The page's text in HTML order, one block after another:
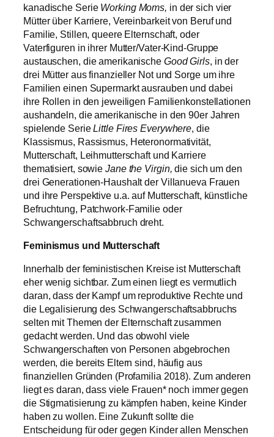
kanadische Serie Working Moms, in der sich vier
Mütter über Karriere, Vereinbarkeit von Beruf und
Familie, Stillen, queere Elternschaft, oder
Vaterfiguren in ihrer Mutter/Vater-Kind-Gruppe
austauschen, die amerikanische Good Girls, in der
drei Mütter aus finanzieller Not und Sorge um ihre
Familien einen Supermarkt ausrauben und dabei
ihre Rollen in den jeweiligen Familienkonstellationen
aushandeln, die amerikanische in den 90er Jahren
spielende SerieLittle Fires Everywhere, die
Klassismus, Rassismus, Heteronormativität,
Mutterschaft, Leihmutterschaft und Karriere
thematisiert, sowieJane the Virgin,die sich um den
drei Generationen-Haushalt der Villanueva Frauen
und ihre Perspektive u.a. auf Mutterschaft, künstliche
Befruchtung, Patchwork-Familie oder
Schwangerschaftsabbruch dreht.
Feminismus und Mutterschaft
Innerhalb der feministischen Kreise ist Mutterschaft
eher wenig sichtbar. Zum einen liegt es vermutlich
daran, dass der Kampf um reproduktive Rechte und
die Legalisierung des Schwangerschaftsabbruchs
selten mit Themen der Elternschaft zusammen
gedacht werden. Und das obwohl viele
Schwangerschaften von Personen abgebrochen
werden, die bereits Eltern sind, häufig aus
finanziellen Gründen (Profamilia 2018). Zum anderen
liegt es daran, dass viele Frauen* noch immer gegen
die Stigmatisierung zu kämpfen haben, keine Kinder
haben zu wollen. Eine Zukunft sollte die
Entscheidung für oder gegen Kinder allen Menschen